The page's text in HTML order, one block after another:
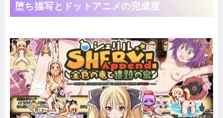
堕ち描写とドットアニメの完成度